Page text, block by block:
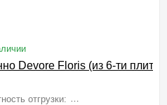
Devore Floris (из 6-ти
отгрузки: 1 комплект (1,191 м2)